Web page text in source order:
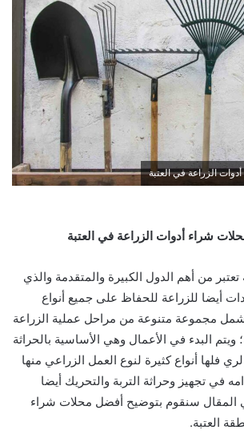
من أهم الدول الكبيرة والمتقدمة والذي
أيضا للزراعة للحفاظ على جميع أنواع
مجموعة متنوعة من مراحل عملية الزراعة
ويتم البدء في الأعمال وهي الأساسية بالحراثة
فلها أنواع كثيرة لنوع العمل الزراعي منها
في تجهيز وحراثة التربة والتحريك أيضا
المقال سنقوم بتوضيح أفضل محلات شراء
العتبة.